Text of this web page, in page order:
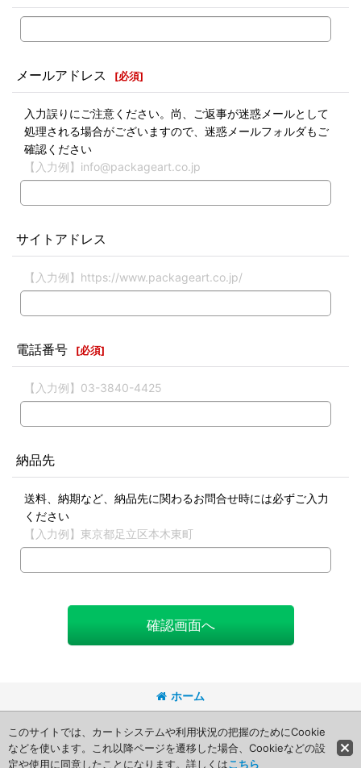
メールアドレス [必須]
入力誤りにご注意ください。尚、ご返事が迷惑メールとして
処理される場合がございますので、迷惑メールフォルダもご
確認ください
【入力例】info@packageart.co.jp
サイトアドレス
【入力例】https://www.packageart.co.jp/
電話番号 [必須]
【入力例】03-3840-4425
納品先
送料、納期など、納品先に関わるお問合せ時には必ずご入力
ください
【入力例】東京都足立区本木東町
確認画面へ
ホーム
このサイトでは、カートシステムや利用状況の把握のためにCookie
などを使います。これ以降ページを遷移した場合、Cookieなどの設
定や使用に同意したことになります。詳しくはこちら